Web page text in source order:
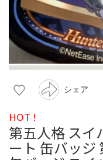
シェア
HOT !
第五人格 スイ
ート 缶バッジ